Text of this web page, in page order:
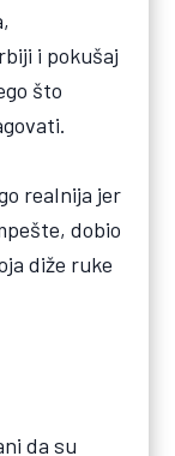
i pokušaj
što
realnija jer
dobio
diže ruke
da su